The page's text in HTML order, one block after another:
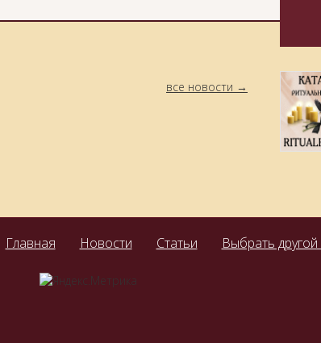
все новости
Главная Новости Статьи Выбрать другой